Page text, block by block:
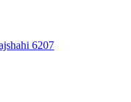
6207